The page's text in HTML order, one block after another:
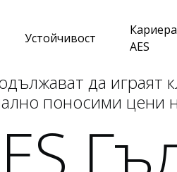
Устойчивост
AES
да играят
поносими цени